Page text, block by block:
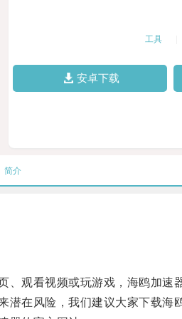
工具
安卓下载
简介
观看视频或玩游戏，海鸥加速器
在风险，我们建议大家下载海鸥